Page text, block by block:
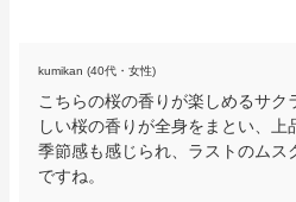
kumikan (40代・女性)
こちらの桜の香りが楽しめるサ
しい桜の香りが全身をまとい、上
季節感も感じられ、ラストのムス
ですね。